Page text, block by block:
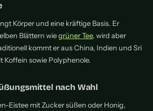
Körper und eine kräftige Basis. Er
Blättern wiegrüner Tee, wird aber
kommt er aus China, Indien und Sri
Koffein sowie Polyphenole.
nach Wahl
Eistee mit Zucker süßen oder Honig,